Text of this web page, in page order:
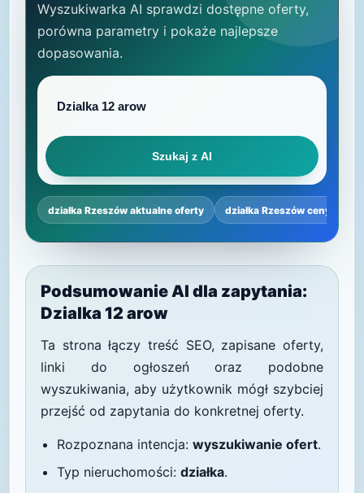
Wyszukiwarka AI sprawdzi dostępne oferty,
porówna parametry i pokaże najlepsze
dopasowania.
Szukaj z AI
działka Rzeszów aktualne oferty działka Rzeszów ceny
Podsumowanie AI dla zapytania:
Dzialka 12 arow
Ta strona łączy treść SEO, zapisane oferty,
linki do ogłoszeń oraz podobne
wyszukiwania, aby użytkownik mógł szybciej
przejść od zapytania do konkretnej oferty.
Rozpoznana intencja: wyszukiwanie ofert.
Typ nieruchomości: działka.